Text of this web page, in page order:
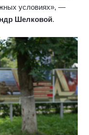
условиях», —
Шелковой.